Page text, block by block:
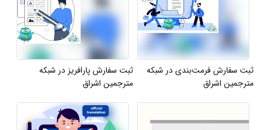
ثبت سفارش فرمت‌بندی در شبکه
مترجمین اشراق
ثبت سفارش پارافریز در شبکه
مترجمین اشراق